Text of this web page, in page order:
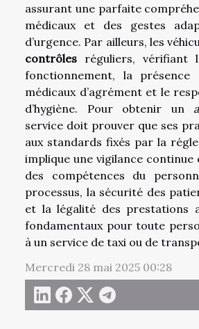
assurant une parfaite
médicaux et des gestes
d’urgence. Par ailleurs, les
contrôles réguliers, vérifiant
fonctionnement, la présence
médicaux d’agrément et le
d’hygiène. Pour obtenir un
service doit prouver que ses
aux standards fixés par la
implique une vigilance continue
des compétences du
processus, la sécurité des
et la légalité des prestations
fondamentaux pour toute
à un service de taxi ou de
Mercredi 28 mai 2025 00:28